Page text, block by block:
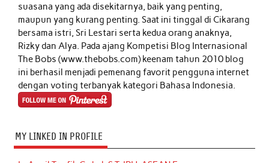
suasana yang ada disekitarnya, baik yang penting,
maupun yang kurang penting. Saat ini tinggal di Cikarang
bersama istri, Sri Lestari serta kedua orang anaknya,
Rizky dan Alya. Pada ajang Kompetisi Blog Internasional
The Bobs (www.thebobs.com) keenam tahun 2010 blog
ini berhasil menjadi pemenang favorit pengguna internet
dengan voting terbanyak kategori Bahasa Indonesia.
MY LINKED IN PROFILE